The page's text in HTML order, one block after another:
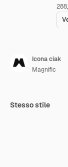
Icona ciak
Magnific
Stesso stile